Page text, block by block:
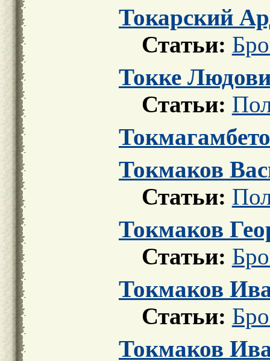
Токарский
Статьи:
Токке
Статьи:
Токмаков
Статьи:
Токмаков
Статьи:
Токмаков
Статьи:
Токмаков